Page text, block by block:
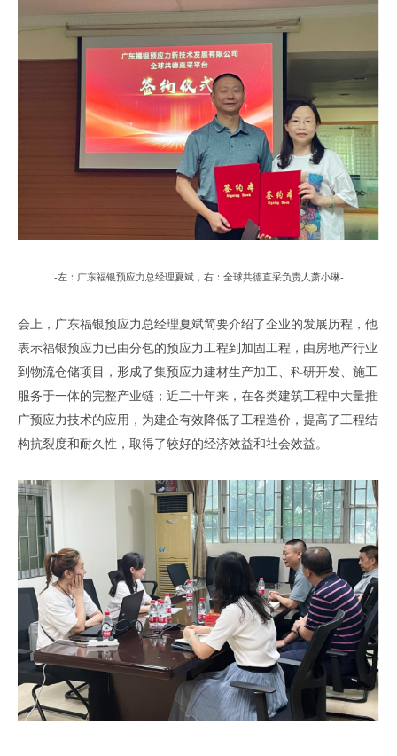
-左： 广东福银预应力总经理夏斌， 右： 全球共德直采负责人萧小琳-
会上 ， 广东福银预应力总经理夏斌简要介绍了企业的发展历程 ， 他
表示福银预应力 已由分包的预应力工程到加固工程，由房地产行业
到物流仓储项目，形成了集预应力建材生产加工、科研开发、施工
服务于一体的完整产业链；近二十年来，在各类建筑工程中大量推
广预应力技术的应用 ， 为建企有效 降低了工程造价，提高了工程结
构抗裂度和耐久性，取得了较好的经济效益和社会效益。